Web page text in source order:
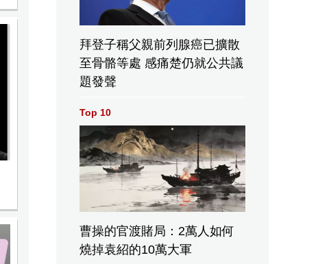
拜登子稱父親前列腺癌已擴散
至骨骼等處 感痛楚仍就公共議
題發聲
Top 10
曹操的官渡賭局：2萬人如何
燒掉袁紹的10萬大軍